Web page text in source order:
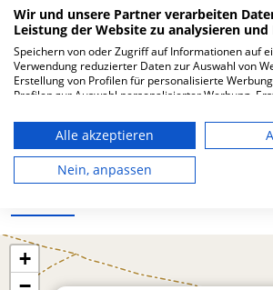
93426 Roding
Wie ist die Telefonnummer von
+
Wir und unsere Partner verarbeiten
Leistung der Website zu analysieren
Speichern von oder Zugriff auf Informationen auf
Verwendung reduzierter Daten zur Auswahl von
Erstellung von Profilen für personalisierte
Profilen zur Auswahl personalisierter Werbung.
personalisierter Inhalte. Messung der
Performance von Inhalten. Analyse von
oder Kombinationen von Daten aus verschiedenen
und Verbesserung der Angebote. Verwendung
Auswahl von Inhalten.
die USA gesendet werden.
Ihre Einwilligung und die cookie Richtlinie gelten
Website/App.
Partnerliste anzeigen (1 IAB-Anbieter)
Alle akzeptieren
Nein, anpassen